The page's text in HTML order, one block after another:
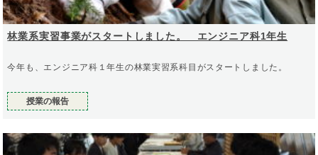
林業系実習事業がスタートしました。 エンジニア科1年生
今年も、エンジニア科１年生の林業実習系科目がスタートしました。
授業の報告